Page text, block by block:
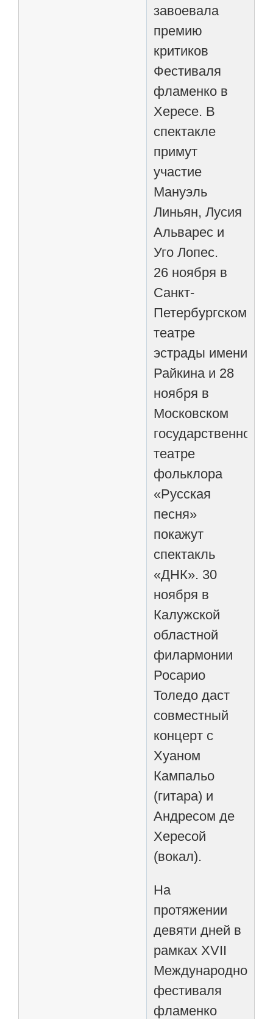
завоевала
премию
критиков
Фестиваля
фламенко в
Хересе. В
спектакле
примут
участие
Мануэль
Линьян, Лусия
Альварес и
Уго Лопес.
26 ноября в
Санкт-
Петербургском
театре
эстрады имени
Райкина и 28
ноября в
Московском
государственном
театре
фольклора
«Русская
песня»
покажут
спектакль
«ДНК». 30
ноября в
Калужской
областной
филармонии
Росарио
Толедо даст
совместный
концерт с
Хуаном
Кампальо
(гитара) и
Андресом де
Хересой
(вокал).
На
протяжении
девяти дней в
рамках XVII
Международного
фестиваля
фламенко